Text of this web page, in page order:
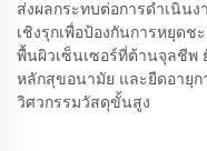
ส่งผลกระทบต่อการดำเนิน
เชิงรุกเพื่อป้องกันการหยุด
พื้นผิวเซ็นเซอร์ที่ต้านจุลชีพ
หลักสุขอนามัย และยืดอายุ
วิศวกรรมวัสดุขั้นสูง